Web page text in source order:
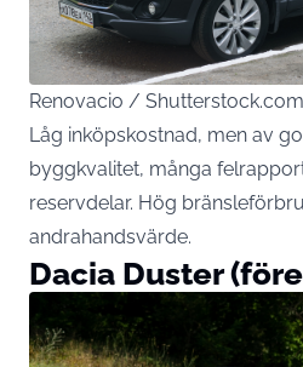
Renovacio / Shutterstock.com
Låg inköpskostnad, men av
byggkvalitet, många
reservdelar. Hög
andrahandsvärde.
Dacia Duster